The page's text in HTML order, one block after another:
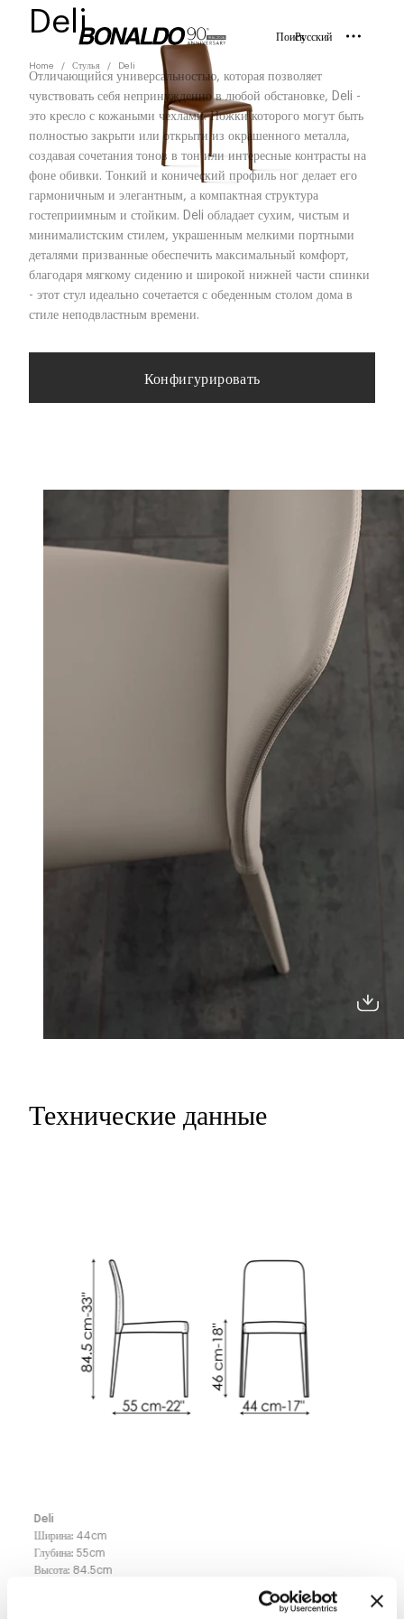
ПоискРусский
Home Стулья Deli
Deli
Отличающийся универсальностью, которая позволяет
чувствовать себя непринужденно в любой обстановке, Deli -
это кресло с кожаными чехлами. Ножки которого могут быть
полностью закрыти или открыти из окрашенного металла,
создавая сочетания тонов в тон или интересные контрасты на
фоне обивки. Тонкий и конический профиль ног делает его
гармоничным и элегантным, а компактная структура
гостеприимным и стойким. Deli обладает сухим, чистым и
минималистским стилем, украшенным мелкими портными
деталями призванные обеспечить максимальный комфорт,
благодаря мягкому сидению и широкой нижней части спинки
- этот стул идеально сочетается с обеденным столом дома в
стиле неподвластным времени.
Конфигурировать
Технические данные
Deli
Ширина: 44cm
Глубина: 55cm
Высота: 84.5cm